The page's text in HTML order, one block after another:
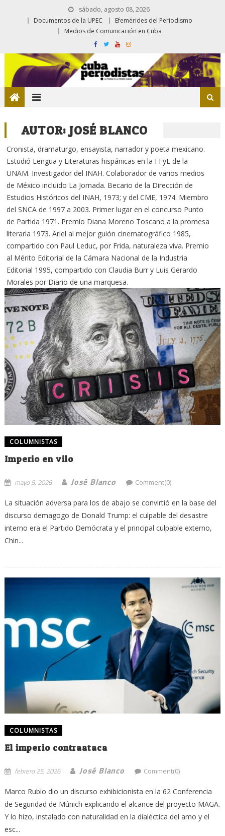
sábado, agosto 08, 2026
Documentos de la UPEC
Efemérides del Periodismo
Medios de Comunicación en Cuba
AUTOR:JOSÉ BLANCO
Cronista, dramaturgo, ensayista, narrador y poeta mexicano.
Estudió Lengua y Literaturas hispánicas en la FFyL de la
UNAM. Investigador del INAH. Colaborador de varios medios
de México incluido La Jornada. Becario de la Dirección de
Estudios Históricos del INAH, 1973; y del CME, 1974. Miembro
del SNCA de 1997 a 2003. Primer lugar en el concurso Punto
de Partida 1971. Premio Diana Moreno Toscano a la promesa
literaria 1973. Ariel al mejor guión cinematográfico 1985,
compartido con Paul Leduc, por Frida, naturaleza viva. Premio
al Mérito Editorial de la Cámara Nacional de la Industria
Editorial 1995, compartido con Claudia Burr y Luis Gerardo
Morales por Diario de una marquesa.
COLUMNISTAS
Imperio en vilo
mayo 5, 2026 José Blanco Comment(0)
La situación adversa para los de abajo se convirtió en la base del
discurso demagogo de Donald Trump: el culpable del desastre
interno era el Partido Demócrata y el principal culpable externo,
Chin...
COLUMNISTAS
El imperio contraataca
febrero 25, 2026 José Blanco Comment(0)
Marco Rubio dio un discurso exhibicionista en la 62 Conferencia
de Seguridad de Múnich explicando el alcance del proyecto MAGA.
Y lo hizo, instalado con naturalidad en la dialéctica del amo y el
esc...